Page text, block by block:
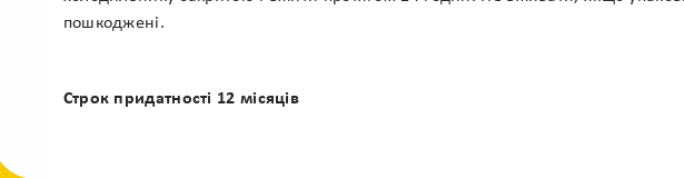
пошкоджені.
Строк придатності 12 місяців